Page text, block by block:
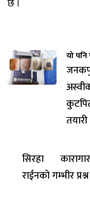
यो
तयारी
सिरहा
राईनको गम्भीर प्रश्न